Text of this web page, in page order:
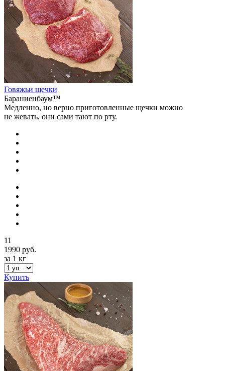
Говяжьи щечки
Бараниенбаум™
Медленно, но верно приготовленные щечки можно
не жевать, они сами тают по рту.
11
1990 руб.
за 1 кг
Купить